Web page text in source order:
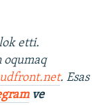
etti.
oqumaq
. Esas
ve